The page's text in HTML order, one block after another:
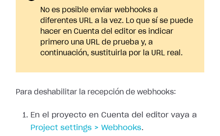
No es posible enviar webhooks a
diferentes URL a la vez. Lo que sí se puede
hacer en Cuenta del editor es indicar
primero una URL de prueba y, a
continuación, sustituirla por la URL real.
Para deshabilitar la recepción de webhooks:
En el proyecto en Cuenta del editor vaya a
Project settings > Webhooks.